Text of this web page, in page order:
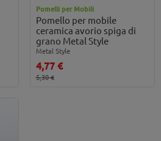
Pomelli per Mobili
Pomello per mobile
ceramica avorio spiga di
grano Metal Style
Metal Style
4,77 €
5,30 €